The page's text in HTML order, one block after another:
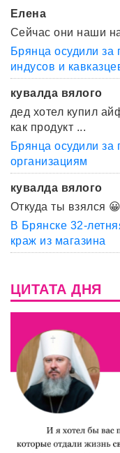
Елена
Сейчас они наши
Брянца осудили
индусов и
кувалда вялого
дед хотел купил
как продукт ...
Брянца осудили за
организациям
кувалда вялого
Откуда ты взялся 😀
В Брянске 32-
краж из магазина
ЦИТАТА ДНЯ